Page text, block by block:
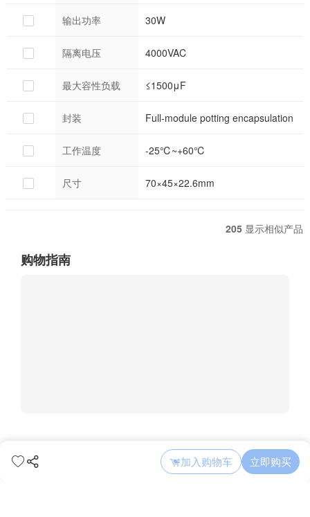
输出功率 30W
隔离电压 4000VAC
最大容性负载 ≤1500μF
封装 Full-module potting encapsulation
工作温度 -25℃~+60℃
尺寸 70×45×22.6mm
205 显示相似产品
购物指南
加入购物车 立即购买